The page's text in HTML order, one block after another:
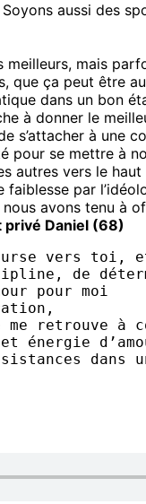
aussi des
mais
que ça peut être
dans un bon
à donner le
s’attacher à
pour se mettre à
autres vers le
par
avons tenu à
privé Daniel (68)
vers toi,
de
pour moi
retrouve
énergie
dans